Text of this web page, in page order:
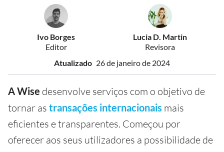
Ivo Borges
Editor
Lucia D. Martin
Revisora
Atualizado 26 de janeiro de 2024
A Wise desenvolve serviços com o objetivo de
tornar as transações internacionais mais
eficientes e transparentes. Começou por
oferecer aos seus utilizadores a possibilidade de